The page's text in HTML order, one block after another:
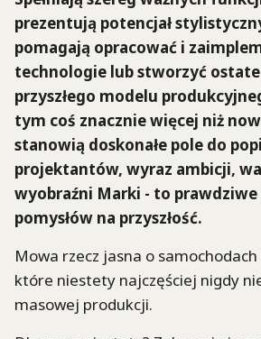
prezentują potencjał
pomagają opracować i
technologie lub stworzyć
przyszłego modelu
tym coś znacznie więcej niż
stanowią doskonałe pole do
projektantów, wyraz ambicji,
wyobraźni Marki - to
pomysłów na przyszłość.
Mowa rzecz jasna o
które niestety najczęściej nigdy
masowej produkcji.